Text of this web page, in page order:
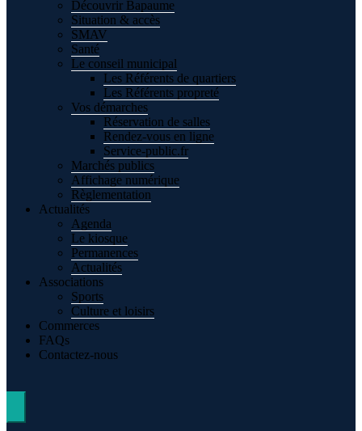
Découvrir Bapaume
Situation & accès
SMAV
Santé
Le conseil municipal
Les Référents de quartiers
Les Référents propreté
Vos démarches
Réservation de salles
Rendez-vous en ligne
Service-public.fr
Marchés publics
Affichage numérique
Règlementation
Actualités
Agenda
Le kiosque
Permanences
Actualités
Associations
Sports
Culture et loisirs
Commerces
FAQs
Contactez-nous